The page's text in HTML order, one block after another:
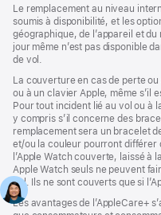
une
Le remplacement au niveau
soumis à disponibilité, et les
géographique, de l’appareil et
jour même n’est pas disponible
de vol.
La couverture en cas de perte ou
ou à un clavier Apple, même s’il
Pour tout incident lié au vol ou à
y compris s’il concerne des
remplacement sera un bracelet
et/ou la couleur pourront différer
l’Apple Watch couverte, laissé à
Apple Watch seuls ne peuvent
vol. Ils ne sont couverts que si
Les avan­tages de l’AppleCare+